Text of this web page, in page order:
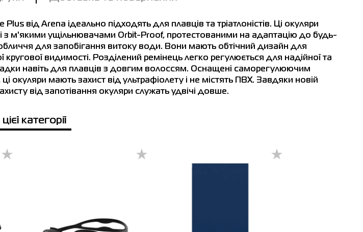
ONE PLUS сині 008540-100
Івано-Франківськ Кам'янець-Подільський
Arena THE
008540-100
Plus від Arena ідеально підходять для плавців та тріатлоністів. Ці окуляри
з м'якими ущільнювачами Orbit-Proof, протестованими на адаптацію до будь-
для запобігання витоку води. Вони мають обтічний дизайн для
кругової видимості. Розділений ремінець легко регулюється для надійної та
навіть для плавців з довгим волоссям. Оснащені саморегулюючим
ці окуляри мають захист від ультрафіолету і не містять ПВХ. Завдяки новій
від запотівання окуляри служать удвічі довше.
категорії